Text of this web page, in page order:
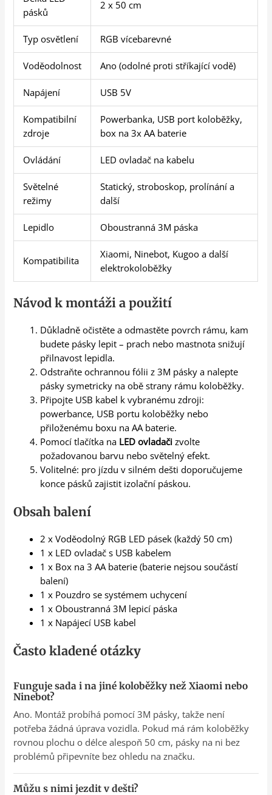
pásků
2 x 50 cm
Typ osvětlení RGB vícebarevné
Voděodolnost Ano (odolné proti stříkající vodě)
Napájení USB 5V
Kompatibilní
zdroje
Powerbanka, USB port koloběžky,
box na 3x AA baterie
Ovládání LED ovladač na kabelu
Světelné
režimy
Statický, stroboskop, prolínání a
další
Lepidlo Oboustranná 3M páska
Kompatibilita
Xiaomi, Ninebot, Kugoo a další
elektrokoloběžky
Návod k montáži a použití
Důkladně očistěte a odmastěte povrch rámu, kam
budete pásky lepit – prach nebo mastnota snižují
přilnavost lepidla.
Odstraňte ochrannou fólii z 3M pásky a nalepte
pásky symetricky na obě strany rámu koloběžky.
Připojte USB kabel k vybranému zdroji:
powerbance, USB portu koloběžky nebo
přiloženému boxu na AA baterie.
Pomocí tlačítka na LED ovladači zvolte
požadovanou barvu nebo světelný efekt.
Volitelné: pro jízdu v silném dešti doporučujeme
konce pásků zajistit izolační páskou.
Obsah balení
2 x Voděodolný RGB LED pásek (každý 50 cm)
1 x LED ovladač s USB kabelem
1 x Box na 3 AA baterie (baterie nejsou součástí
balení)
1 x Pouzdro se systémem uchycení
1 x Oboustranná 3M lepicí páska
1 x Napájecí USB kabel
Často kladené otázky
Funguje sada i na jiné koloběžky než Xiaomi nebo
Ninebot?
Ano. Montáž probíhá pomocí 3M pásky, takže není
potřeba žádná úprava vozidla. Pokud má rám koloběžky
rovnou plochu o délce alespoň 50 cm, pásky na ni bez
problémů připevníte bez ohledu na značku.
Můžu s nimi jezdit v dešti?